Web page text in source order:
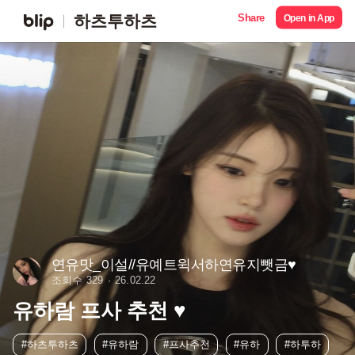
하츠투하츠 Share Open in App
연유맛_이설//유예트윅서하연유지뺏금♥︎
조회수 329 26.02.22
유하람 프사 추천 ♥︎
#하츠투하츠 #유하람 #프사추천 #유하 #하투하